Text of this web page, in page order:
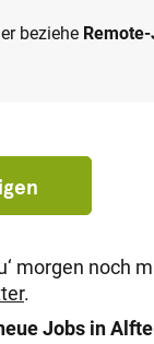
beziehe
morgen noch
.
Jobs in